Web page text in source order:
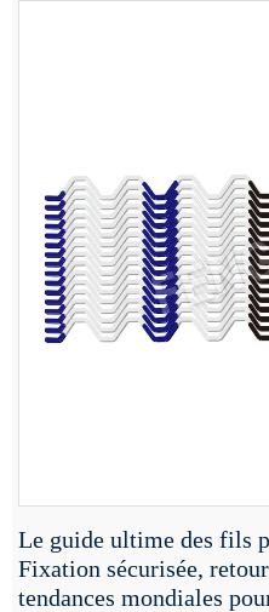
Le guide ultime des fils
Fixation sécurisée,
tendances mondiales